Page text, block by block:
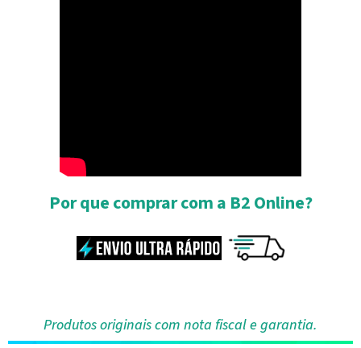
Por que comprar com a B2 Online?
Produtos originais com nota fiscal e garantia.